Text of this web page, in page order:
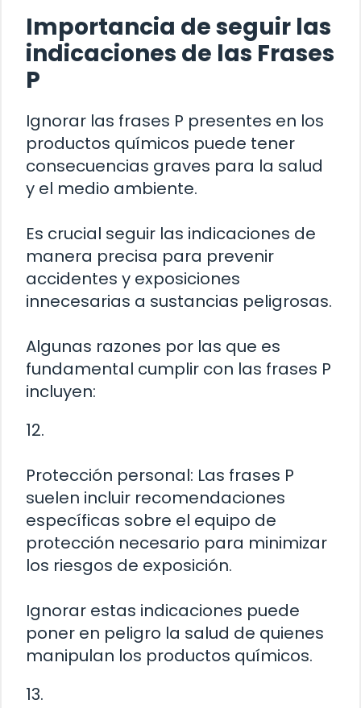
Importancia de seguir las
indicaciones de las Frases
P
Ignorar las frases P presentes en los
productos químicos puede tener
consecuencias graves para la salud
y el medio ambiente.
Es crucial seguir las indicaciones de
manera precisa para prevenir
accidentes y exposiciones
innecesarias a sustancias peligrosas.
Algunas razones por las que es
fundamental cumplir con las frases P
incluyen:
12.
Protección personal: Las frases P
suelen incluir recomendaciones
específicas sobre el equipo de
protección necesario para minimizar
los riesgos de exposición.
Ignorar estas indicaciones puede
poner en peligro la salud de quienes
manipulan los productos químicos.
13.